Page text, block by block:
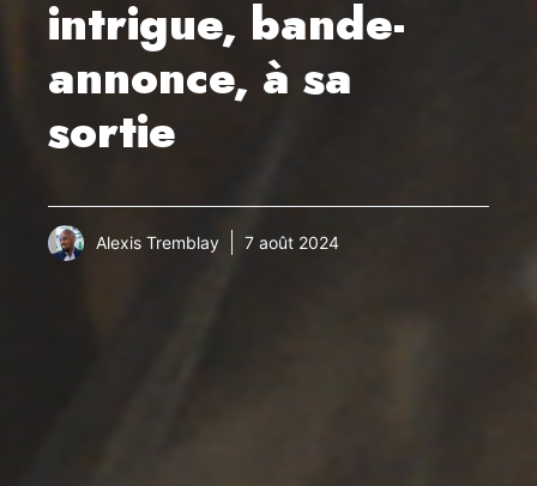
intrigue, bande-
annonce, à sa
sortie
Alexis Tremblay 7 août 2024